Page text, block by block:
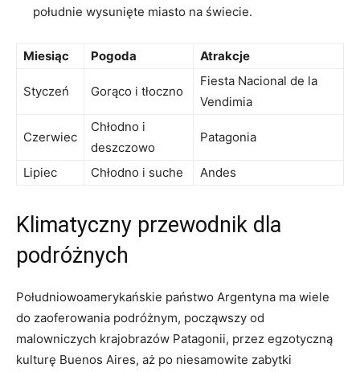
południe wysunięte miasto na świecie.
Miesiąc Pogoda Atrakcje
Styczeń Gorąco⁣ i ‍tłoczno
Fiesta Nacional de la
Vendimia
Czerwiec
Chłodno i
deszczowo
Patagonia
Lipiec Chłodno i suche Andes
Klimatyczny przewodnik dla
podróżnych
Południowoamerykańskie państwo Argentyna ‍ma wiele
do zaoferowania podróżnym, począwszy od
malowniczych krajobrazów Patagonii, przez egzotyczną
kulturę Buenos Aires, aż po niesamowite zabytki